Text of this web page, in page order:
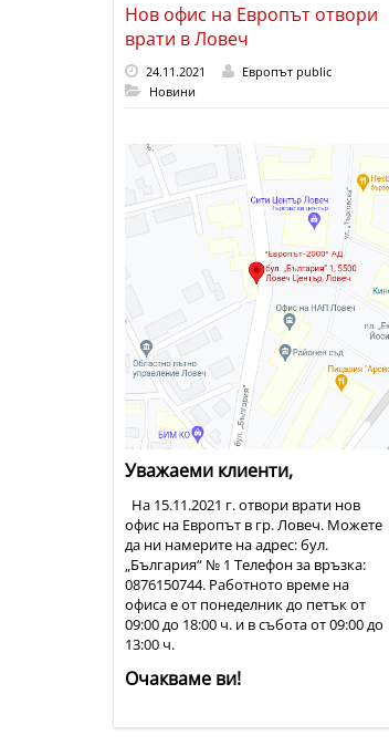
Нов офис на Европът отвори
врати в Ловеч
24.11.2021
Европът public
Новини
Уважаеми клиенти,
На 15.11.2021 г. отвори врати нов
офис на Европът в гр. Ловеч. Можете
да ни намерите на адрес: бул.
„България“ № 1 Телефон за връзка:
0876150744. Работното време на
офиса е от понеделник до петък от
09:00 до 18:00 ч. и в събота от 09:00 до
13:00 ч.
Очакваме ви!